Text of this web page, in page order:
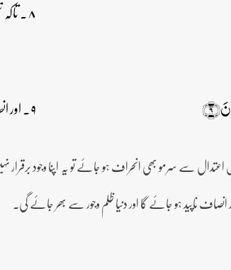
۸۔ تاکہ تم ترازو (کے ساتھ تولنے) میں تجاوز نہ کرو۔
۹۔ اور انصاف کے ساتھ وزن کو درست رکھو اور تول میں کمی نہ کرو۔
اعتدال سے سرمو بھی انحراف ہو جائے تو یہ اپنا وجود
ناپید ہو جائے گا اور دنیا ظلم وجور سے بھر جائے گی۔